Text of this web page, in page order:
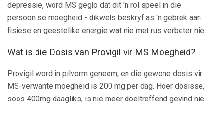
depressie, word MS geglo dat dit 'n rol speel in die
persoon se moegheid - dikwels beskryf as 'n gebrek aan
fisiese en geestelike energie wat nie met rus verbeter nie .
Wat is die Dosis van Provigil vir MS Moegheid?
Provigil word in pilvorm geneem, en die gewone dosis vir
MS-verwante moegheid is 200 mg per dag. Hoër dosisse,
soos 400mg daagliks, is nie meer doeltreffend gevind nie.